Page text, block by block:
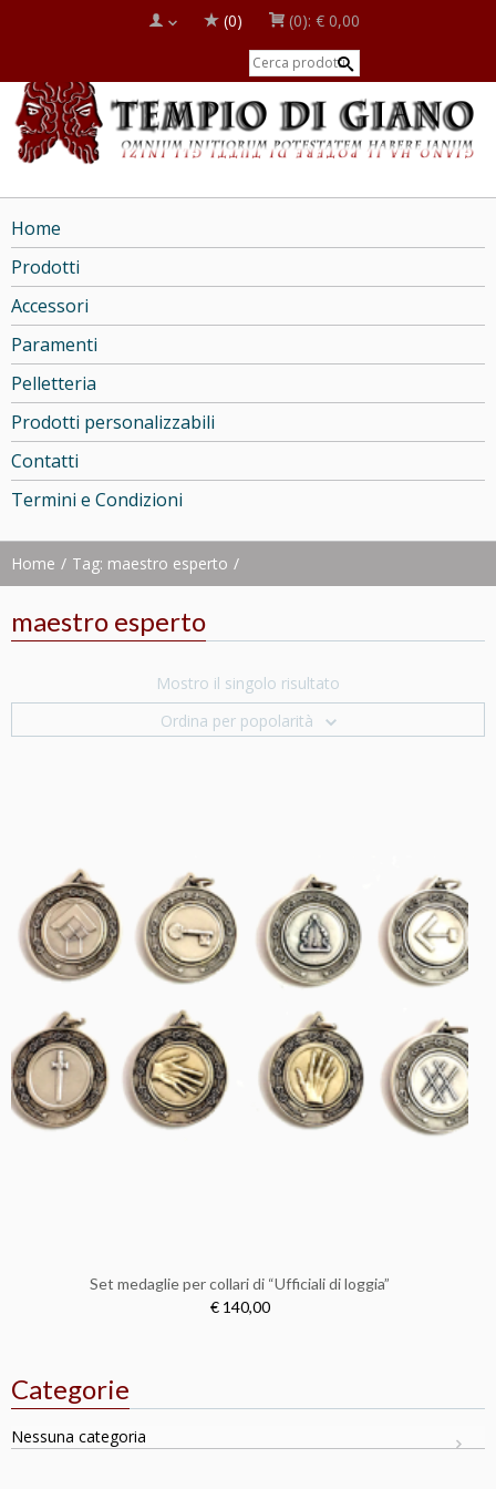
(0) (0): € 0,00
Home
Prodotti
Accessori
Paramenti
Pelletteria
Prodotti personalizzabili
Contatti
Termini e Condizioni
Home Tag: maestro esperto
maestro esperto
Mostro il singolo risultato
Ordina per popolarità
Set medaglie per collari di “Ufficiali di loggia”
€ 140,00
Categorie
Nessuna categoria